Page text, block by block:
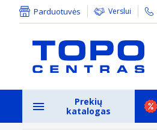
Parduotuvės Verslui
Prekių
katalogas